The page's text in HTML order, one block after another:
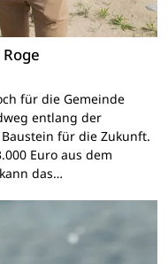
für die Gemeinde
entlang der
für die Zukunft.
Euro aus dem
das…